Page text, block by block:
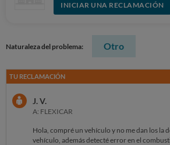
INICIAR UNA RECLAMACIÓN
Naturaleza del problema: Otro
TU RECLAMACIÓN
J. V.
A: FLEXICAR
Hola, compré un vehículo y no me dan los la
vehículo, además detecté error en el